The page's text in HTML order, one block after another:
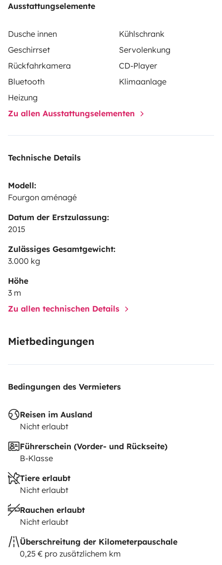
Ausstattungselemente
Dusche innen
Kühlschrank
Geschirrset
Servolenkung
Rückfahrkamera
CD-Player
Bluetooth
Klimaanlage
Heizung
Zu allen Ausstattungselementen
Technische Details
Modell:
Fourgon aménagé
Datum der Erstzulassung:
2015
Zulässiges Gesamtgewicht:
3.000 kg
Höhe
3 m
Zu allen technischen Details
Mietbedingungen
Bedingungen des Vermieters
Reisen im Ausland
Nicht erlaubt
Führerschein (Vorder- und Rückseite)
B-Klasse
Tiere erlaubt
Nicht erlaubt
Rauchen erlaubt
Nicht erlaubt
Überschreitung der Kilometerpauschale
0,25 € pro zusätzlichem km